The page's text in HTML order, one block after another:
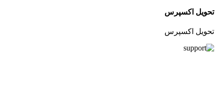
تحویل اکسپرس
تحویل اکسپرس